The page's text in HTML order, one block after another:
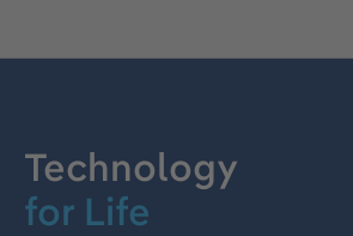
Technology
for Life